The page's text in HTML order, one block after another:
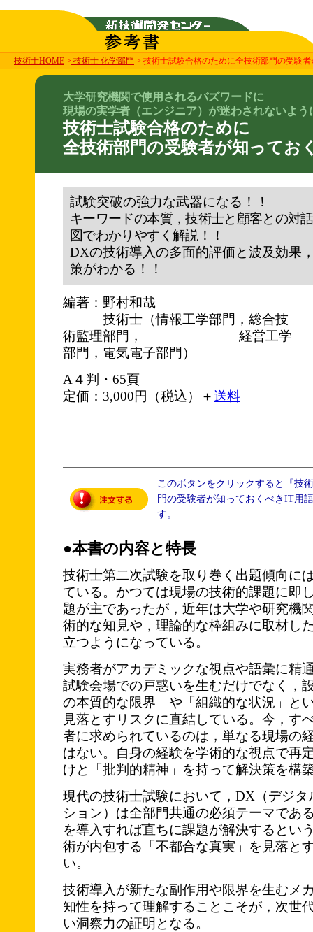
技術士HOME > 技術士 化学部門 > 技術士試験合格のために全技術部門の受験
大学研究機関で使用されるバズワードに
現場の実学者（エンジニア）が迷わされないよう
技術士試験合格のために
全技術部門の受験者が知ってお
試験突破の強力な武器になる！！
キーワードの本質，技術士と顧客との対
図でわかりやすく解説！！
DXの技術導入の多面的評価と波及効果
策がわかる！！
編著：野村和哉
技術士（情報工学部門，総合技
術監理部門， 経営工学
部門，電気電子部門）
A４判・65頁
定価：3,000円（税込）＋送料
このボタンをクリックすると『技
門の受験者が知っておくべきIT用
す。
●本書の内容と特長
技術士第二次試験を取り巻く出題傾向に
ている。かつては現場の技術的課題に即
題が主であったが，近年は大学や研究機
術的な知見や，理論的な枠組みに取材し
立つようになっている。
実務者がアカデミックな視点や語彙に精
試験会場での戸惑いを生むだけでなく，
の本質的な限界」や「組織的な状況」と
見落とすリスクに直結している。今，す
者に求められているのは，単なる現場の
はない。自身の経験を学術的な視点で再
けと「批判的精神」を持って解決策を構
現代の技術士試験において，DX（デジ
ション）は全部門共通の必須テーマであ
を導入すれば直ちに課題が解決するとい
術が内包する「不都合な真実」を見落と
い。
技術導入が新たな副作用や限界を生むメ
知性を持って理解することこそが，次世
い洞察力の証明となる。